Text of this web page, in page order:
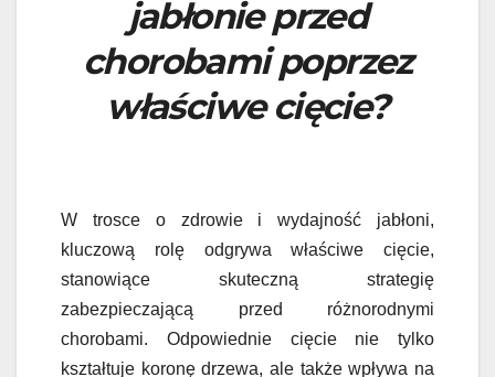
jabłonie przed
chorobami poprzez
właściwe cięcie?
W trosce o zdrowie i wydajność jabłoni,
kluczową rolę odgrywa właściwe cięcie,
stanowiące skuteczną strategię
zabezpieczającą przed różnorodnymi
chorobami. Odpowiednie cięcie nie tylko
kształtuje koronę drzewa, ale także wpływa na